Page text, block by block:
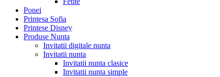
Ponei
Printesa Sofia
Printese Disney
Produse Nunta
Invitatii digitale nunta
Invitatii nunta
Invitatii nunta clasice
Invitatii nunta simple